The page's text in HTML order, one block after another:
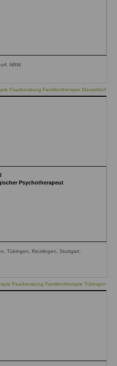
NRW
Paarberatung Familientherapie Düsseldorf
Psychotherapeut
Tübingen, Reutlingen, Stuttgart,
Paarberatung Familientherapie Tübingen